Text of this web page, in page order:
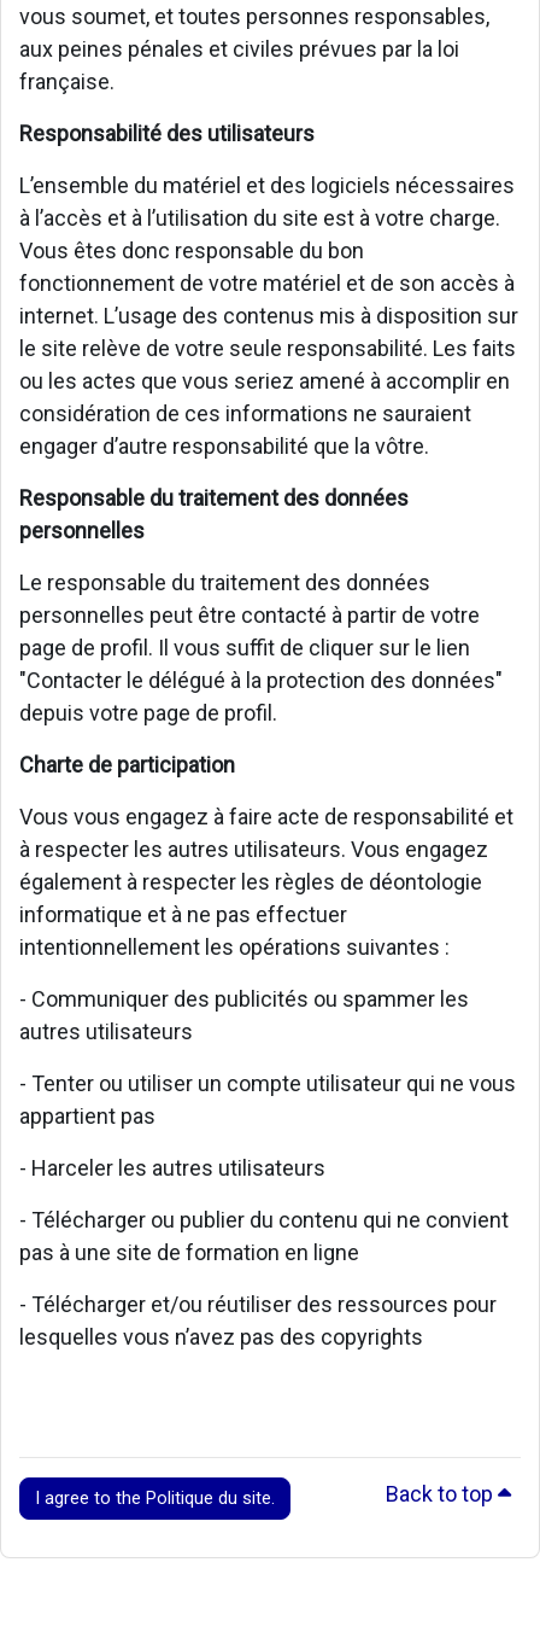
vous soumet, et toutes personnes responsables,
aux peines pénales et civiles prévues par la loi
française.
Responsabilité des utilisateurs
L’ensemble du matériel et des logiciels nécessaires
à l’accès et à l’utilisation du site est à votre charge.
Vous êtes donc responsable du bon
fonctionnement de votre matériel et de son accès à
internet. L’usage des contenus mis à disposition sur
le site relève de votre seule responsabilité. Les faits
ou les actes que vous seriez amené à accomplir en
considération de ces informations ne sauraient
engager d’autre responsabilité que la vôtre.
Responsable du traitement des données
personnelles
Le responsable du traitement des données
personnelles peut être contacté à partir de votre
page de profil. Il vous suffit de cliquer sur le lien
"Contacter le délégué à la protection des données"
depuis votre page de profil.
Charte de participation
Vous vous engagez à faire acte de responsabilité et
à respecter les autres utilisateurs. Vous engagez
également à respecter les règles de déontologie
informatique et à ne pas effectuer
intentionnellement les opérations suivantes :
- Communiquer des publicités ou spammer les
autres utilisateurs
- Tenter ou utiliser un compte utilisateur qui ne vous
appartient pas
- Harceler les autres utilisateurs
- Télécharger ou publier du contenu qui ne convient
pas à une site de formation en ligne
- Télécharger et/ou réutiliser des ressources pour
lesquelles vous n’avez pas des copyrights
I agree to the Politique du site. Back to top